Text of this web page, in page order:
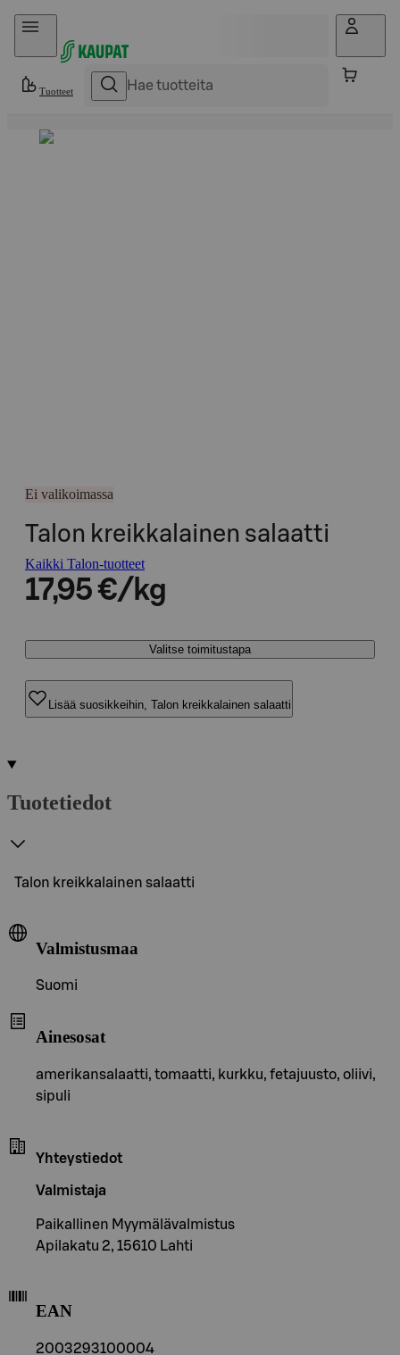
Hyppää sisältöön
Tuotteet
Ei valikoimassa
Talon kreikkalainen salaatti
Kaikki Talon-tuotteet
17,95 €/kg
Valitse toimitustapa
Lisää suosikkeihin, Talon kreikkalainen salaatti
Tuotetiedot
Talon kreikkalainen salaatti
Valmistusmaa
Suomi
Ainesosat
amerikansalaatti, tomaatti, kurkku, fetajuusto, oliivi,
sipuli
Yhteystiedot
Valmistaja
Paikallinen Myymälävalmistus
Apilakatu 2, 15610 Lahti
EAN
2003293100004